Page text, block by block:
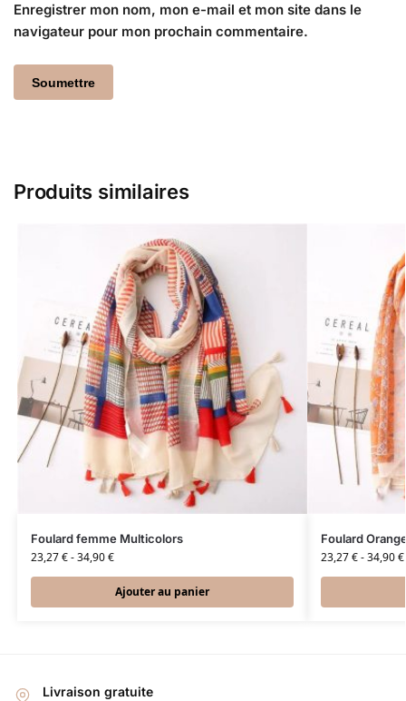
Enregistrer mon nom, mon e-mail et mon site dans le
navigateur pour mon prochain commentaire.
Produits similaires
Foulard femme Multicolors
23,27€-34,90€
Ajouter au panier
Foulard
23,27€-34,90€
Livraison gratuite